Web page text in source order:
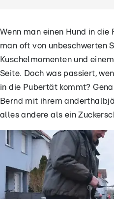
Wenn man einen Hund in
man oft von unbeschwerten
Kuschelmomenten und
Seite. Doch was passiert,
in die Pubertät kommt?
Bernd mit ihrem
alles andere als ein